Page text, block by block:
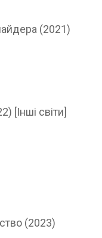
(2021)
[Інші світи]
(2023)